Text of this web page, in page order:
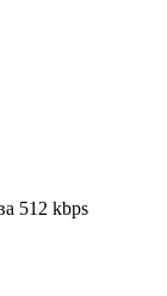
512 kbps